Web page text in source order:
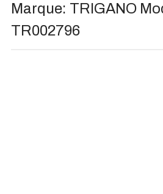
Marque: TRIGANO
TR002796